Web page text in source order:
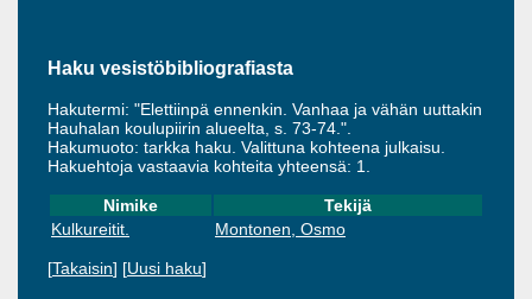
Haku vesistöbibliografiasta
Hakutermi: "Elettiinpä ennenkin. Vanhaa ja vähän uuttakin
Hauhalan koulupiirin alueelta, s. 73-74.".
Hakumuoto: tarkka haku. Valittuna kohteena julkaisu.
Hakuehtoja vastaavia kohteita yhteensä: 1.
Nimike
Tekijä
Kulkureitit.
Montonen, Osmo
[Takaisin] [Uusi haku]